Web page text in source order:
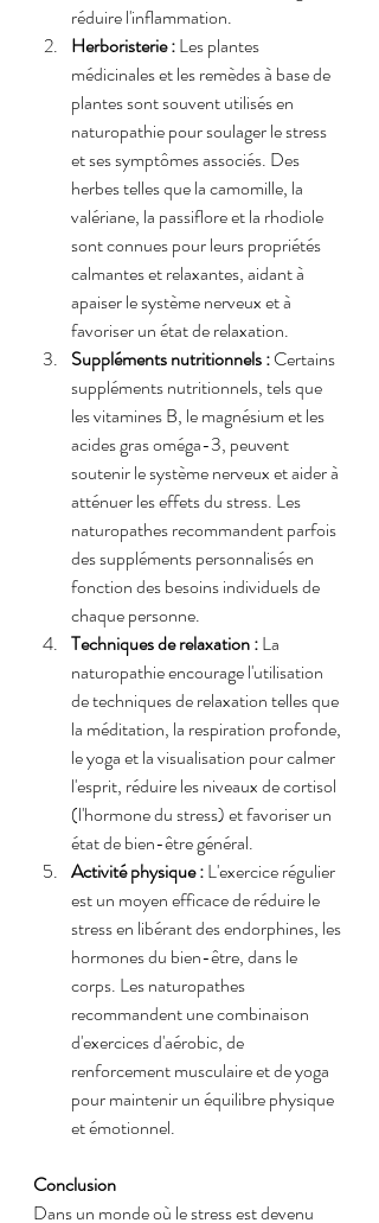
réduire l'inflammation.
Herboristerie : Les plantes
médicinales et les remèdes à base de
plantes sont souvent utilisés en
naturopathie pour soulager le stress
et ses symptômes associés. Des
herbes telles que la camomille, la
valériane, la passiflore et la rhodiole
sont connues pour leurs propriétés
calmantes et relaxantes, aidant à
apaiser le système nerveux et à
favoriser un état de relaxation.
Suppléments nutritionnels : Certains
suppléments nutritionnels, tels que
les vitamines B, le magnésium et les
acides gras oméga-3, peuvent
soutenir le système nerveux et aider à
atténuer les effets du stress. Les
naturopathes recommandent parfois
des suppléments personnalisés en
fonction des besoins individuels de
chaque personne.
Techniques de relaxation : La
naturopathie encourage l'utilisation
de techniques de relaxation telles que
la méditation, la respiration profonde,
le yoga et la visualisation pour calmer
l'esprit, réduire les niveaux de cortisol
(l'hormone du stress) et favoriser un
état de bien-être général.
Activité physique : L'exercice régulier
est un moyen efficace de réduire le
stress en libérant des endorphines, les
hormones du bien-être, dans le
corps. Les naturopathes
recommandent une combinaison
d'exercices d'aérobic, de
renforcement musculaire et de yoga
pour maintenir un équilibre physique
et émotionnel.
Conclusion
Dans un monde où le stress est devenu